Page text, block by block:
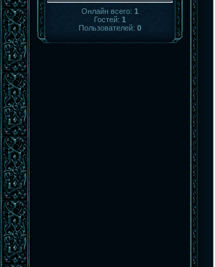
Онлайн всего: 1
Гостей: 1
Пользователей: 0